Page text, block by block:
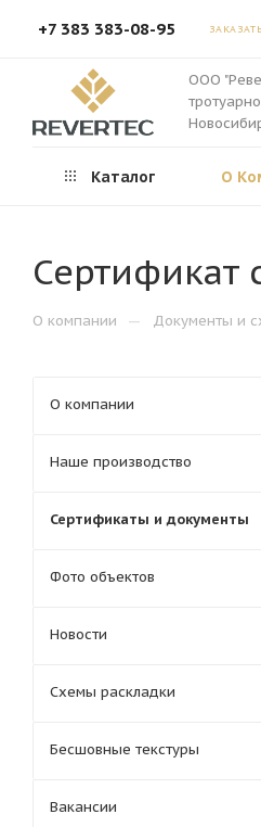
+7 383 383-08-95
ООО
Каталог О
Сертификат
О компании — Документы и
О компании
Наше производство
Сертификаты и документы
Фото объектов
Новости
Схемы раскладки
Бесшовные текстуры
Вакансии